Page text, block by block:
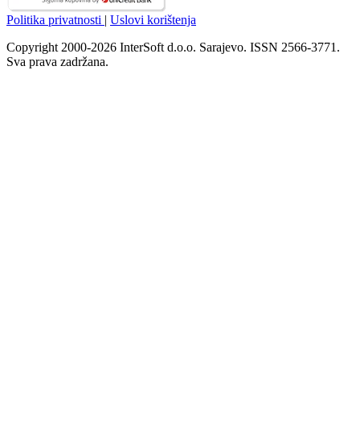
Politika privatnosti | Uslovi korištenja
Copyright 2000-2026 InterSoft d.o.o. Sarajevo. ISSN 2566-3771.
Sva prava zadržana.